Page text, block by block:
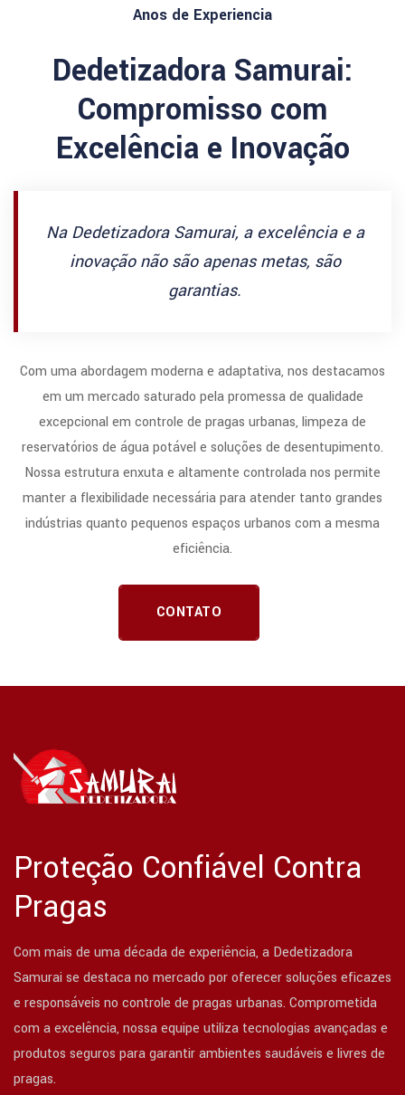
Anos de Experiencia
Dedetizadora Samurai:
Compromisso com
Excelência e Inovação
Na Dedetizadora Samurai, a excelência e a
inovação não são apenas metas, são
garantias.
Com uma abordagem moderna e adaptativa, nos destacamos
em um mercado saturado pela promessa de qualidade
excepcional em controle de pragas urbanas, limpeza de
reservatórios de água potável e soluções de desentupimento.
Nossa estrutura enxuta e altamente controlada nos permite
manter a flexibilidade necessária para atender tanto grandes
indústrias quanto pequenos espaços urbanos com a mesma
eficiência.
CONTATO
Proteção Confiável Contra
Pragas
Com mais de uma década de experiência, a Dedetizadora
Samurai se destaca no mercado por oferecer soluções eficazes
e responsáveis no controle de pragas urbanas. Comprometida
com a excelência, nossa equipe utiliza tecnologias avançadas e
produtos seguros para garantir ambientes saudáveis e livres de
pragas.